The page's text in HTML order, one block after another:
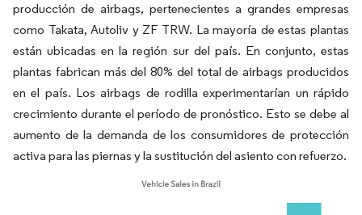
producción de airbags, pertenecientes a grandes empresas
como Takata, Autoliv y ZF TRW. La mayoría de estas plantas
están ubicadas en la región sur del país. En conjunto, estas
plantas fabrican más del 80% del total de airbags producidos
en el país. Los airbags de rodilla experimentarían un rápido
crecimiento durante el período de pronóstico. Esto se debe al
aumento de la demanda de los consumidores de protección
activa para las piernas y la sustitución del asiento con refuerzo.